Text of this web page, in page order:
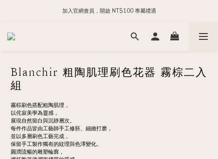
每日 24:00 前下單，現貨商品隔日出貨
加入官網會員，開啟 NT$100 專屬禮遇
加入官方 LINE，領取 NT$200 購物金
Blanchir 粗陶肌理刷色花器 霧棕二入
組
霧棕刷色搭配粗陶肌理，
以侘寂美學為靈感，
展現自然留白與沉靜層次。
每件作品皆由工藝師手工修胚、細緻打磨，
並以多層刷色工藝完成，
保留手工製作獨有的紋理與色澤變化。
圓潤流暢的雕塑輪廓，